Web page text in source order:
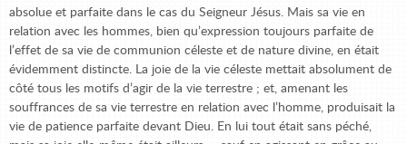
absolue et parfaite dans le cas du Seigneur Jésus. Mais sa vie en
relation avec les hommes, bien qu’expression toujours parfaite de
l’effet de sa vie de communion céleste et de nature divine, en était
évidemment distincte. La joie de la vie céleste mettait absolument de
côté tous les motifs d’agir de la vie terrestre ; et, amenant les
souffrances de sa vie terrestre en relation avec l’homme, produisait la
vie de patience parfaite devant Dieu. En lui tout était sans péché,